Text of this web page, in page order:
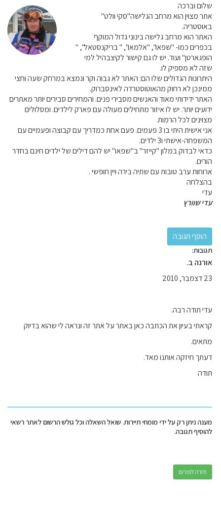
שלום וברכה
אתר מצוין הוא מרחב הגלישה"סקי וולט"
באוסטריה.
האתר הוא מרחב גלישה בינוני גדול המוקף
בכפרים כמו- "שפאו", "אלמאו", " בריקנסטאל", "
הופגארטן" ועוד. יש לו גם קישור לקיצבהיל למי
שזה לא מספיק לו.
היתרונות הגדולים שלו הם: האתר לא גבוה וקר ונמצא במרחק שעה וחצי
ממינכן לא רחוק מהאוטוסטרדה לאינסברוק.
האתר ידידותי מאוד והאנשים מסבירי פנים. והמחירים סבירים יותר מאתרים
ידועים יותר. יש לו איזור מתחילים מעולה עם פארק לילדים. ומסלולים
מצוינים לכל הרמות.
אני אישית היתי בו 3 פעמים. פעם אחת כמדריך עם קבוצה ופעמיים עם
המשפחה-אישתי ו3 ילדים.
כדאי לבדוק במלון "קייזר" ב"שפאו" יש להם דילים של ילדים חינם בחדר
הורים.
ארוחות ערב טובות עם שתיה בירה ויין חופשי .
בהצלחה
עדי
עדי שוורץ
תגובות:
אורנה ב.
23 דצמבר, 2010
עדי תודה רבה.
קראתי בעיון את הכתבה כאן באתר על אתר זה ונראה לי שהוא בדיוק
מתאים.
דעתך חיזקה אותנו מאד.
תודה
מענה ניתן רק על ידי מומחי תיירות. שואל השאלה וכל גולש הרשום לאתר רשאי
להוסיף תגובה.
חזרה לפורום